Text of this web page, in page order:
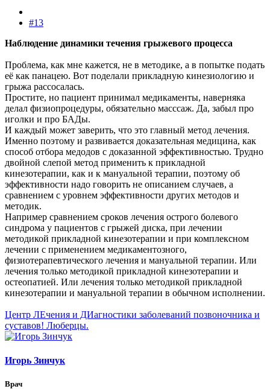
#13
Наблюдение динамики течения грыжевого процесса
Проблема, как мне кажется, не в методике, а в попытке подать
её как панацею. Вот поделали прикладную кинезиологию и
грыжа рассосалась.
Простите, но пациент принимал медикаменты, наверняка
делал физиопроцедуры, обязательно масссаж. Да, забыл про
иголки и про БАДы.
И каждый может заверить, что это главный метод лечения.
Именно поэтому и развивается доказательная медицина, как
способ отбора медодов с доказанной эффективностью. Трудно
двойной слепой метод применить к прикладной
кинезотерапии, как и к мануальной терапии, поэтому об
эффективности надо говорить не описанием случаев, а
сравнением с уровнем эффективности других методов и
методик.
Например сравнением сроков лечения острого болевого
синдрома у пациентов с грыжей диска, при лечении
методикой прикладной кинезотерапии и при комплексном
лечении с применением медикаментозного,
физиотерапевтического лечения и мануальной терапии. Или
лечения только методикой прикладной кинезотерапии и
остеопатией. Или лечения только методикой прикладной
кинезотерапии и мануальной терапии в обычном исполнении.
Центр ЛЕчения и ДИагностики заболеваний позвоночника и
суставов! Люберцы.
Игорь Зинчук
Врач